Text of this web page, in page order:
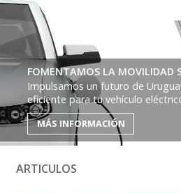
FOMENTAMOS LA MOVILIDAD
Impulsamos un futuro de
eficiente para tu vehículo
MÁS INFORMACIÓN
ARTICULOS